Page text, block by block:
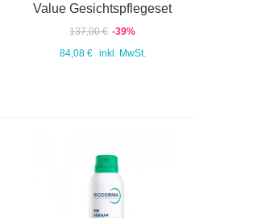
Value Gesichtspflegeset
137,00 € -39%
84,08 € inkl. MwSt.